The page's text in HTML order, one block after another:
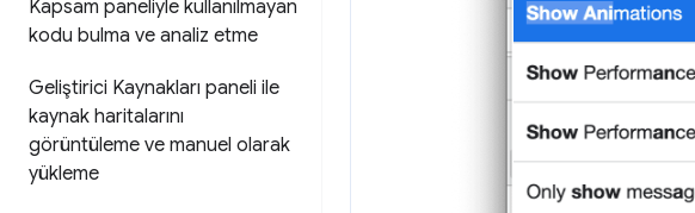
Kapsam paneliyle kullanılmayan
kodu bulma ve analiz etme
Geliştirici Kaynakları paneli ile
kaynak haritalarını
görüntüleme ve manuel olarak
yükleme